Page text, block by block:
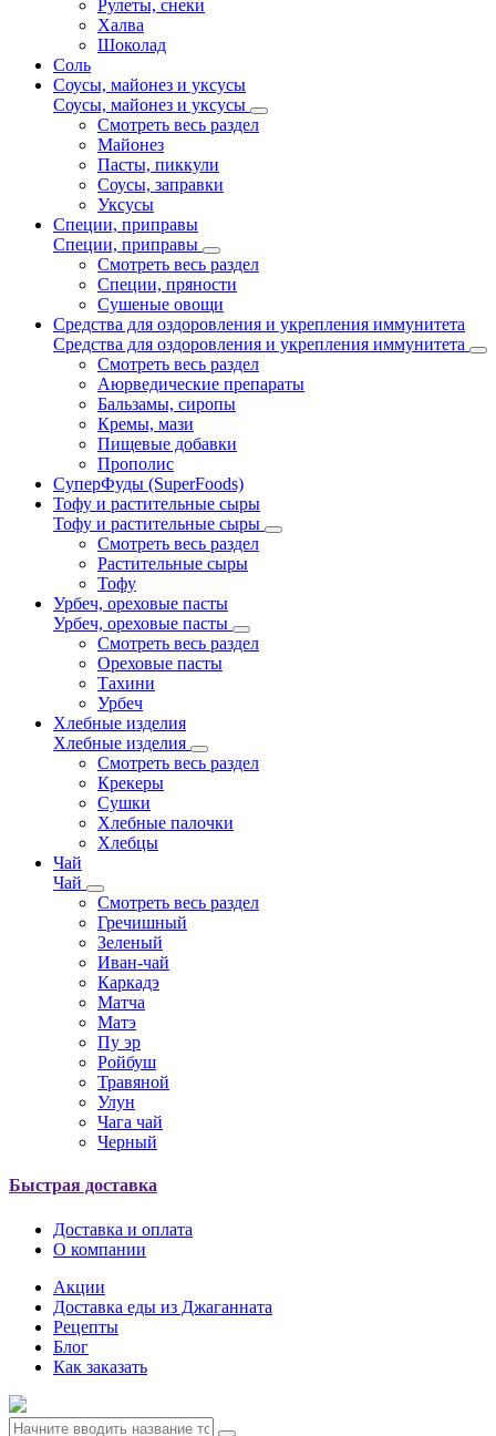
Рулеты, снеки
Халва
Шоколад
Соль
Соусы, майонез и уксусы
Соусы, майонез и уксусы
Смотреть весь раздел
Майонез
Пасты, пиккули
Соусы, заправки
Уксусы
Специи, приправы
Специи, приправы
Смотреть весь раздел
Специи, пряности
Сушеные овощи
Средства для оздоровления и укрепления иммунитета
Средства для оздоровления и укрепления иммунитета
Смотреть весь раздел
Аюрведические препараты
Бальзамы, сиропы
Кремы, мази
Пищевые добавки
Прополис
СуперФуды (SuperFoods)
Тофу и растительные сыры
Тофу и растительные сыры
Смотреть весь раздел
Растительные сыры
Тофу
Урбеч, ореховые пасты
Урбеч, ореховые пасты
Смотреть весь раздел
Ореховые пасты
Тахини
Урбеч
Хлебные изделия
Хлебные изделия
Смотреть весь раздел
Крекеры
Сушки
Хлебные палочки
Хлебцы
Чай
Чай
Смотреть весь раздел
Гречишный
Зеленый
Иван-чай
Каркадэ
Матча
Матэ
Пу эр
Ройбуш
Травяной
Улун
Чага чай
Черный
Быстрая доставка
Доставка и оплата
О компании
Акции
Доставка еды из Джаганната
Рецепты
Блог
Как заказать